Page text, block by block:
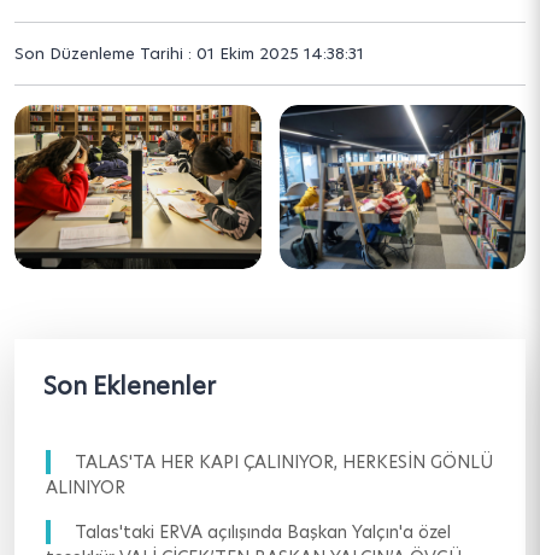
Son Düzenleme Tarihi : 01 Ekim 2025 14:38:31
Son Eklenenler
TALAS'TA HER KAPI ÇALINIYOR, HERKESİN GÖNLÜ
ALINIYOR
Talas'taki ERVA açılışında Başkan Yalçın'a özel